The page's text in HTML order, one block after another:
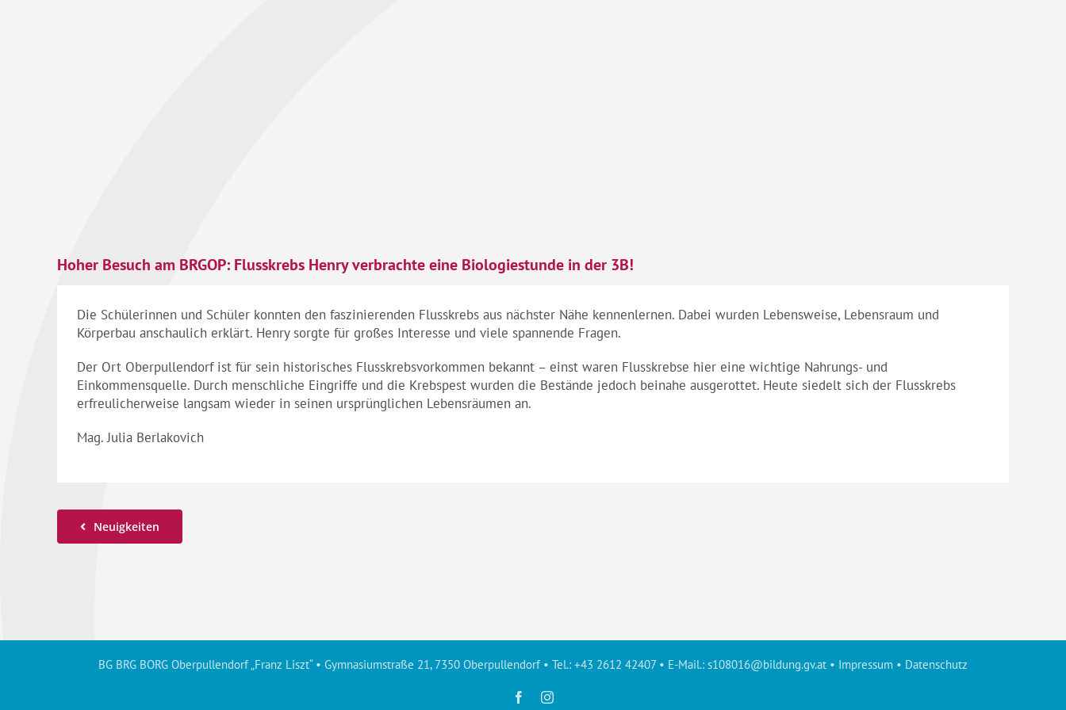
Hoher Besuch am BRGOP: Flusskrebs Henry verbrachte eine Biologiestunde in der 3B!
Die Schülerinnen und Schüler konnten den faszinierenden Flusskrebs aus nächster Nähe kennenlernen. Dabei wurden Lebensweise, Lebensraum und
Körperbau anschaulich erklärt. Henry sorgte für großes Interesse und viele spannende Fragen.
Der Ort Oberpullendorf ist für sein historisches Flusskrebsvorkommen bekannt – einst waren Flusskrebse hier eine wichtige Nahrungs- und
Einkommensquelle. Durch menschliche Eingriffe und die Krebspest wurden die Bestände jedoch beinahe ausgerottet. Heute siedelt sich der Flusskrebs
erfreulicherweise langsam wieder in seinen ursprünglichen Lebensräumen an.
Mag. Julia Berlakovich
Neuigkeiten
BG BRG BORG Oberpullendorf „Franz Liszt“ • Gymnasiumstraße 21, 7350 Oberpullendorf • Tel.: +43 2612 42407 • E-Mail.: s108016@bildung.gv.at • Impressum • Datenschutz
FacebookInstagram